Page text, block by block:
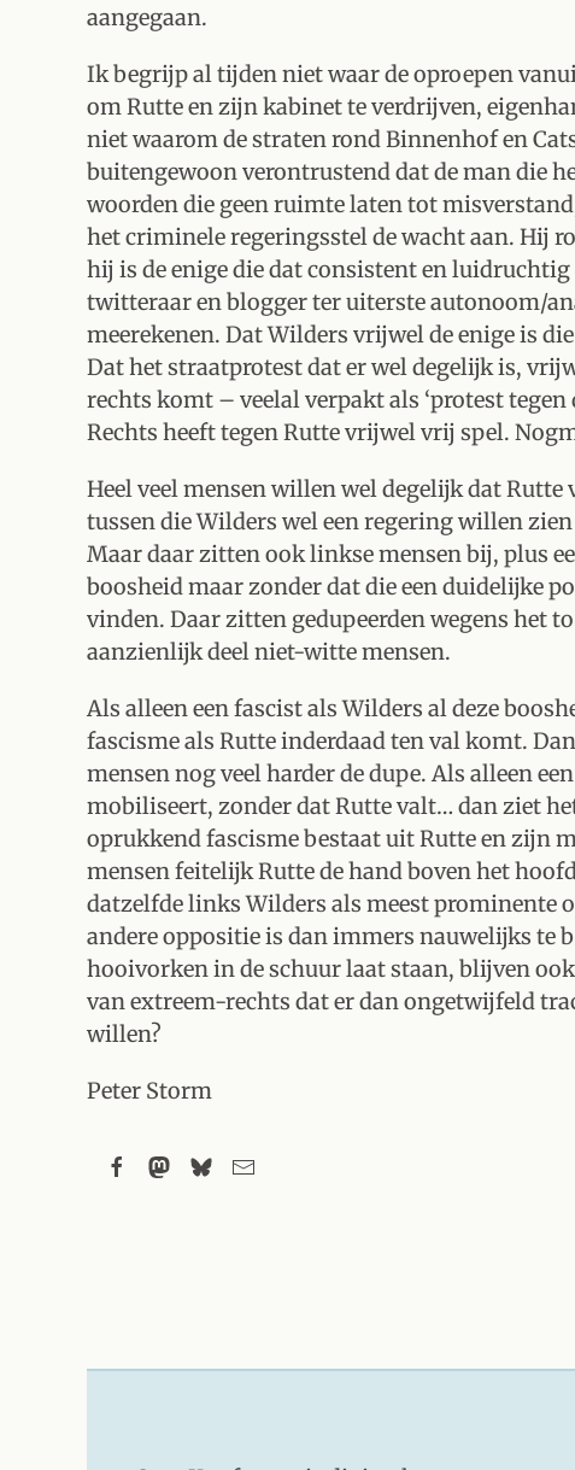
aangegaan.
Ik begrijp al tijden niet waar de oproepen
om Rutte en zijn kabinet te verdrijven,
niet waarom de straten rond Binnenhof en
buitengewoon verontrustend dat de man die
woorden die geen ruimte laten tot
het criminele regeringsstel de wacht aan. Hij
hij is de enige die dat consistent en luidruchtig
twitteraar en blogger ter uiterste autonoom/
meerekenen. Dat Wilders vrijwel de enige is
Dat het straatprotest dat er wel degelijk is,
rechts komt – veelal verpakt als ‘protest
Rechts heeft tegen Rutte vrijwel vrij spel.
Heel veel mensen willen wel degelijk dat
tussen die Wilders wel een regering willen
Maar daar zitten ook linkse mensen bij, plus
boosheid maar zonder dat die een duidelijke
vinden. Daar zitten gedupeerden wegens het
aanzienlijk deel niet-witte mensen.
Als alleen een fascist als Wilders al deze
fascisme als Rutte inderdaad ten val komt.
mensen nog veel harder de dupe. Als alleen
mobiliseert, zonder dat Rutte valt… dan ziet
oprukkend fascisme bestaat uit Rutte en zijn
mensen feitelijk Rutte de hand boven het
datzelfde links Wilders als meest prominente
andere oppositie is dan immers nauwelijks te
hooivorken in de schuur laat staan, blijven
van extreem-rechts dat er dan ongetwijfeld
willen?
Peter Storm